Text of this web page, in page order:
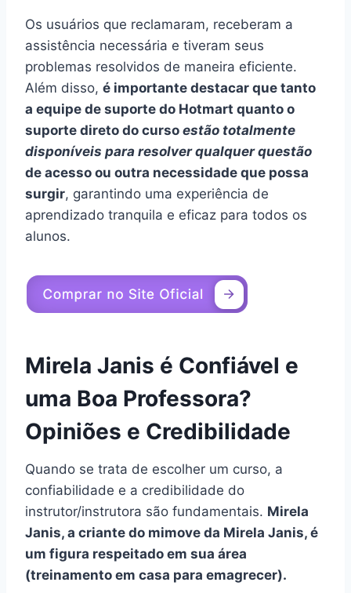
Os usuários que reclamaram, receberam a
assistência necessária e tiveram seus
problemas resolvidos de maneira eficiente.
Além disso, é importante destacar que tanto
a equipe de suporte do Hotmart quanto o
suporte direto do curso estão totalmente
disponíveis para resolver qualquer questão
de acesso ou outra necessidade que possa
surgir, garantindo uma experiência de
aprendizado tranquila e eficaz para todos os
alunos.
Mirela Janis é Confiável e
uma Boa Professora?
Opiniões e Credibilidade
Quando se trata de escolher um curso, a
confiabilidade e a credibilidade do
instrutor/instrutora são fundamentais. Mirela
Janis, a criante do mimove da Mirela Janis, é
um figura respeitado em sua área
(treinamento em casa para emagrecer).